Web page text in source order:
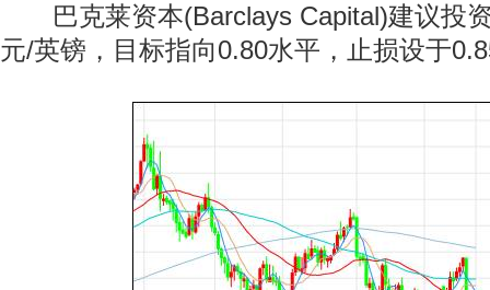
巴克莱资本(Barclays Capital)建议投
元/英镑，目标指向0.80水平，止损设于